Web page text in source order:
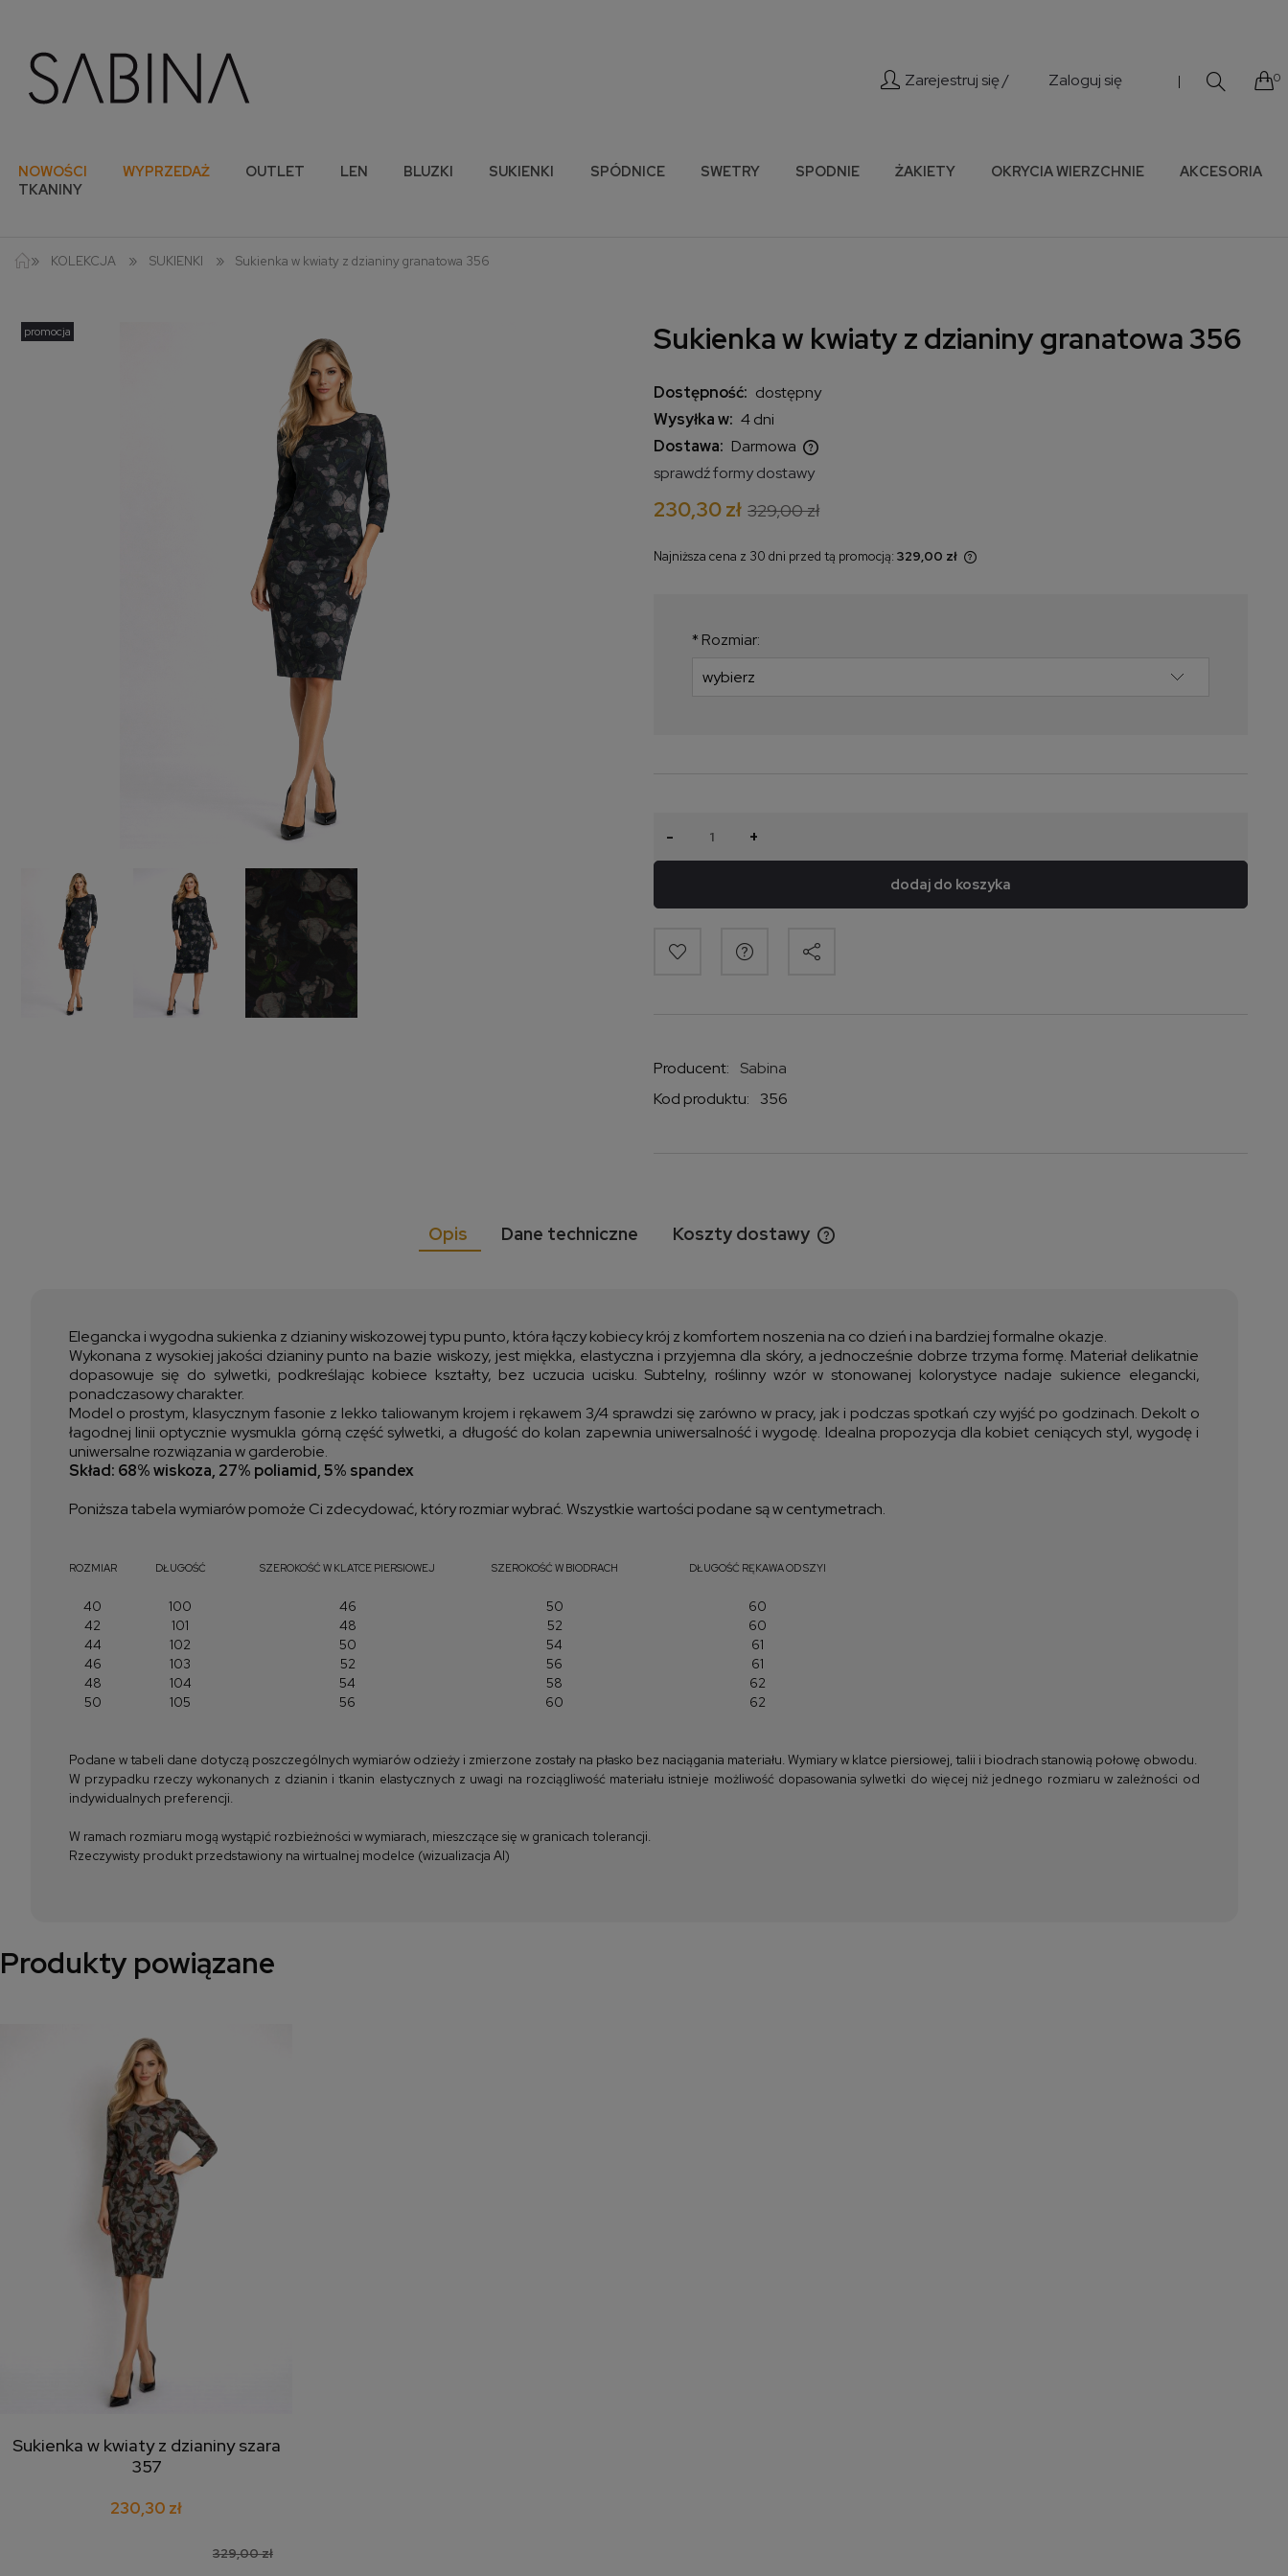
Zarejestruj się / Zaloguj się | 0
NOWOŚCI WYPRZEDAŻ OUTLET LEN BLUZKI SUKIENKI SPÓDNICE SWETRY SPODNIE ŻAKIETY OKRYCIA WIERZCHNIE
AKCESORIA
TKANINY
» KOLEKCJA » SUKIENKI » Sukienka w kwiaty z dzianiny granatowa 356
promocja Sukienka w kwiaty z dzianiny granatowa 356
Dostępność: dostępny
Wysyłka w: 4 dni
Dostawa: Darmowa
kosztów płatności
sprawdź formy dostawy
230,30 zł 329,00 zł
Najniższa cena z 30 dni przed tą promocją: 329,00 zł
najniższa cena od momentu, kiedy
* Rozmiar:
- +
dodaj do koszyka
Producent:
Sabina
Kod produktu:
356
Opis Dane techniczne Koszty dostawy
Elegancka i wygodna sukienka z dzianiny wiskozowej typu punto, która łączy kobiecy krój z komfortem noszenia na co dzień i na bardziej formalne okazje.
Wykonana z wysokiej jakości dzianiny punto na bazie wiskozy, jest miękka, elastyczna i przyjemna dla skóry, a jednocześnie dobrze trzyma formę. Materiał delikatnie
dopasowuje się do sylwetki, podkreślając kobiece kształty, bez uczucia ucisku. Subtelny, roślinny wzór w stonowanej kolorystyce nadaje sukience elegancki,
ponadczasowy charakter.
Model o prostym, klasycznym fasonie z lekko taliowanym krojem i rękawem 3/4 sprawdzi się zarówno w pracy, jak i podczas spotkań czy wyjść po godzinach. Dekolt o
łagodnej linii optycznie wysmukla górną część sylwetki, a długość do kolan zapewnia uniwersalność i wygodę. Idealna propozycja dla kobiet ceniących styl, wygodę i
uniwersalne rozwiązania w garderobie.
Skład: 68% wiskoza, 27% poliamid, 5% spandex
Poniższa tabela wymiarów pomoże Ci zdecydować, który rozmiar wybrać. Wszystkie wartości podane są w centymetrach.
ROZMIAR DŁUGOŚĆ SZEROKOŚĆ W KLATCE PIERSIOWEJ SZEROKOŚĆ W BIODRACH DŁUGOŚĆ RĘKAWA OD SZYI
40 100 46 50
60
42
101 48 52
60
44
102 50 54
61
46
103 52 56
61
48
104 54 58
62
50
105 56 60 62
Podane w tabeli dane dotyczą poszczególnych wymiarów odzieży i zmierzone zostały na płasko bez naciągania materiału. Wymiary w klatce piersiowej, talii i biodrach stanowią połowę obwodu.
W przypadku rzeczy wykonanych z dzianin i tkanin elastycznych z uwagi na rozciągliwość materiału istnieje możliwość dopasowania sylwetki do więcej niż jednego rozmiaru w zależności od
indywidualnych preferencji.
W ramach rozmiaru mogą wystąpić rozbieżności w wymiarach, mieszczące się w granicach tolerancji.
Rzeczywisty produkt przedstawiony na wirtualnej modelce (wizualizacja AI)
Produkty powiązane
dodaj do koszyka
Sukienka w kwiaty z dzianiny szara
357
329,00 zł
230,30 zł